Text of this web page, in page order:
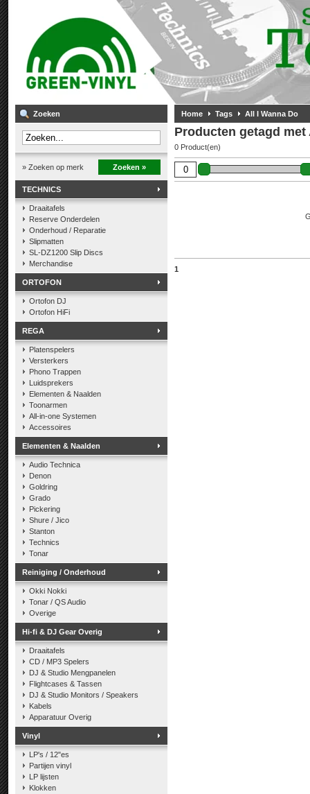
Zoeken
» Zoeken op merk Zoeken »
TECHNICS
Draaitafels
Reserve Onderdelen
Onderhoud / Reparatie
Slipmatten
SL-DZ1200 Slip Discs
Merchandise
ORTOFON
Ortofon DJ
Ortofon HiFi
REGA
Platenspelers
Versterkers
Phono Trappen
Luidsprekers
Elementen & Naalden
Toonarmen
All-in-one Systemen
Accessoires
Elementen & Naalden
Audio Technica
Denon
Goldring
Grado
Pickering
Shure / Jico
Stanton
Technics
Tonar
Reiniging / Onderhoud
Okki Nokki
Tonar / QS Audio
Overige
Hi-fi & DJ Gear Overig
Draaitafels
CD / MP3 Spelers
DJ & Studio Mengpanelen
Flightcases & Tassen
DJ & Studio Monitors / Speakers
Kabels
Apparatuur Overig
Vinyl
LP's / 12"es
Partijen vinyl
LP lijsten
Klokken
Home Tags All I Wanna Do
Producten getagd met
0 Product(en)
1